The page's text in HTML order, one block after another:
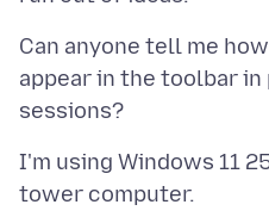
Can anyone tell me
appear in the toolbar
I'm using Windows 11